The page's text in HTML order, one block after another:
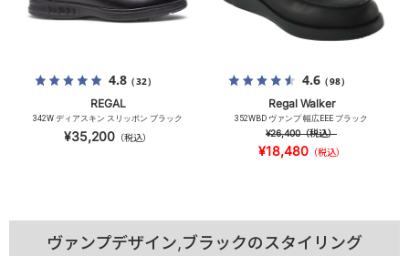
4.8（32）
REGAL
342W ディアスキン スリッポン ブラック
¥35,200 （税込）
4.6（98）
Regal Walker
352WBD ヴァンプ 幅広EEE ブラック
¥26,400（税込）
¥18,480（税込）
ヴァンプデザイン,ブラックのスタイリング